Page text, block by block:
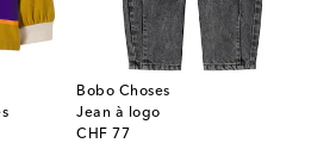
Bobo Choses
Jean à logo
CHF 77
original price